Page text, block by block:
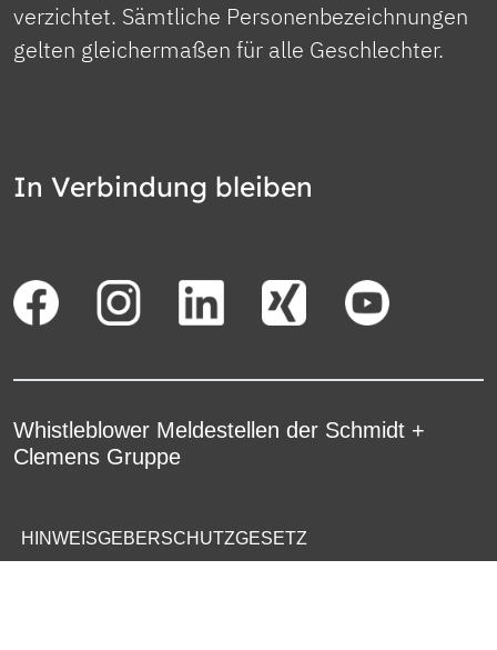
verzichtet. Sämtliche Personenbezeichnungen
gelten gleichermaßen für alle Geschlechter.
In Verbindung bleiben
Whistleblower Meldestellen der Schmidt +
Clemens Gruppe
HINWEISGEBERSCHUTZGESETZ